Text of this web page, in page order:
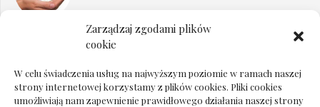
Zarządzaj zgodami plików
cookie
W celu świadczenia usług na najwyższym poziomie w ramach naszej
strony internetowej korzystamy z plików cookies. Pliki cookies
umożliwiają nam zapewnienie prawidłowego działania naszej strony
Dokumenty do odbioru przy zmianie biura